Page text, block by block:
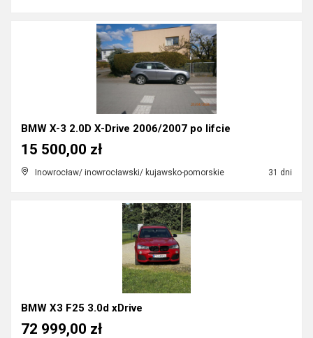
BMW X-3 2.0D X-Drive 2006/2007 po lifcie
Inowrocław/ inowrocławski/ kujawsko-pomorskie 31 dni
15 500,00 zł
BMW X3 F25 3.0d xDrive
72 999,00 zł